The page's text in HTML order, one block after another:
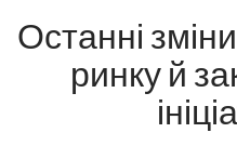
Останні
ринку й